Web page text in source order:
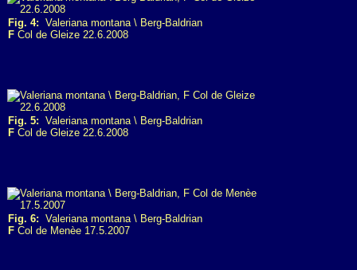
Fig. 4: Valeriana montana \ Berg-Baldrian
F Col de Gleize 22.6.2008
Fig. 5: Valeriana montana \ Berg-Baldrian
F Col de Gleize 22.6.2008
Fig. 6: Valeriana montana \ Berg-Baldrian
F Col de Menèe 17.5.2007